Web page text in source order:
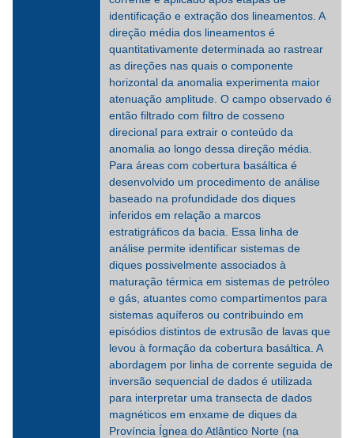
identificação e extração dos lineamentos. A
direção média dos lineamentos é
quantitativamente determinada ao rastrear
as direções nas quais o componente
horizontal da anomalia experimenta maior
atenuação amplitude. O campo observado é
então filtrado com filtro de cosseno
direcional para extrair o conteúdo da
anomalia ao longo dessa direção média.
Para áreas com cobertura basáltica é
desenvolvido um procedimento de análise
baseado na profundidade dos diques
inferidos em relação a marcos
estratigráficos da bacia. Essa linha de
análise permite identificar sistemas de
diques possivelmente associados à
maturação térmica em sistemas de petróleo
e gás, atuantes como compartimentos para
sistemas aquíferos ou contribuindo em
episódios distintos de extrusão de lavas que
levou à formação da cobertura basáltica. A
abordagem por linha de corrente seguida de
inversão sequencial de dados é utilizada
para interpretar uma transecta de dados
magnéticos em enxame de diques da
Província Ígnea do Atlântico Norte (na